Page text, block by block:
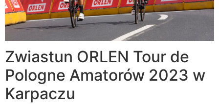
Zwiastun ORLEN Tour de
Pologne Amatorów 2023 w
Karpaczu